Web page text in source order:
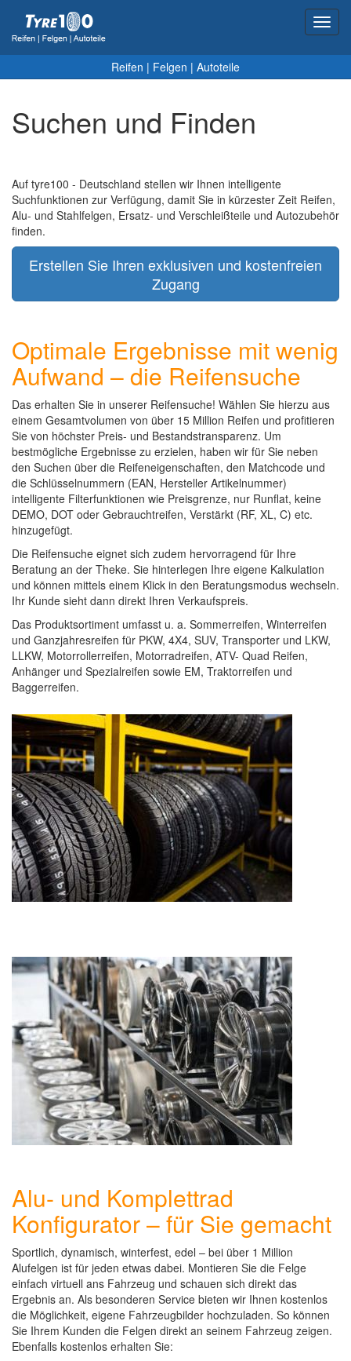
Reifen | Felgen | Autoteile
Suchen und Finden
Auf tyre100 - Deutschland stellen wir Ihnen intelligente
Suchfunktionen zur Verfügung, damit Sie in kürzester Zeit Reifen,
Alu- und Stahlfelgen, Ersatz- und Verschleißteile und Autozubehör
finden.
Erstellen Sie Ihren exklusiven und kostenfreien
Zugang
Optimale Ergebnisse mit wenig
Aufwand – die Reifensuche
Das erhalten Sie in unserer Reifensuche! Wählen Sie hierzu aus
einem Gesamtvolumen von über 15 Million Reifen und profitieren
Sie von höchster Preis- und Bestandstransparenz. Um
bestmögliche Ergebnisse zu erzielen, haben wir für Sie neben
den Suchen über die Reifeneigenschaften, den Matchcode und
die Schlüsselnummern (EAN, Hersteller Artikelnummer)
intelligente Filterfunktionen wie Preisgrenze, nur Runflat, keine
DEMO, DOT oder Gebrauchtreifen, Verstärkt (RF, XL, C) etc.
hinzugefügt.
Die Reifensuche eignet sich zudem hervorragend für Ihre
Beratung an der Theke. Sie hinterlegen Ihre eigene Kalkulation
und können mittels einem Klick in den Beratungsmodus wechseln.
Ihr Kunde sieht dann direkt Ihren Verkaufspreis.
Das Produktsortiment umfasst u. a. Sommerreifen, Winterreifen
und Ganzjahresreifen für PKW, 4X4, SUV, Transporter und LKW,
LLKW, Motorrollerreifen, Motorradreifen, ATV- Quad Reifen,
Anhänger und Spezialreifen sowie EM, Traktorreifen und
Baggerreifen.
Alu- und Komplettrad
Konfigurator – für Sie gemacht
Sportlich, dynamisch, winterfest, edel – bei über 1 Million
Alufelgen ist für jeden etwas dabei. Montieren Sie die Felge
einfach virtuell ans Fahrzeug und schauen sich direkt das
Ergebnis an. Als besonderen Service bieten wir Ihnen kostenlos
die Möglichkeit, eigene Fahrzeugbilder hochzuladen. So können
Sie Ihrem Kunden die Felgen direkt an seinem Fahrzeug zeigen.
Ebenfalls kostenlos erhalten Sie: